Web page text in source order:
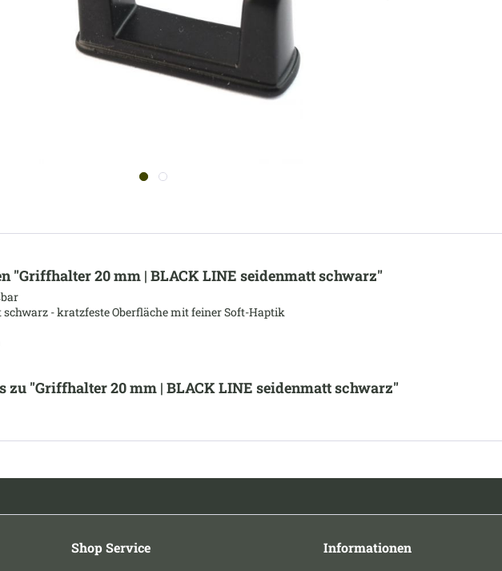
"Griffhalter 20 mm | BLACK LINE seidenmatt schwarz"
schwarz - kratzfeste Oberfläche mit feiner Soft-Haptik
"Griffhalter 20 mm | BLACK LINE seidenmatt schwarz"
Shop Service Informationen